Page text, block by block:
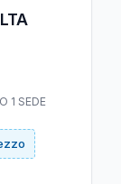
1 SEDE